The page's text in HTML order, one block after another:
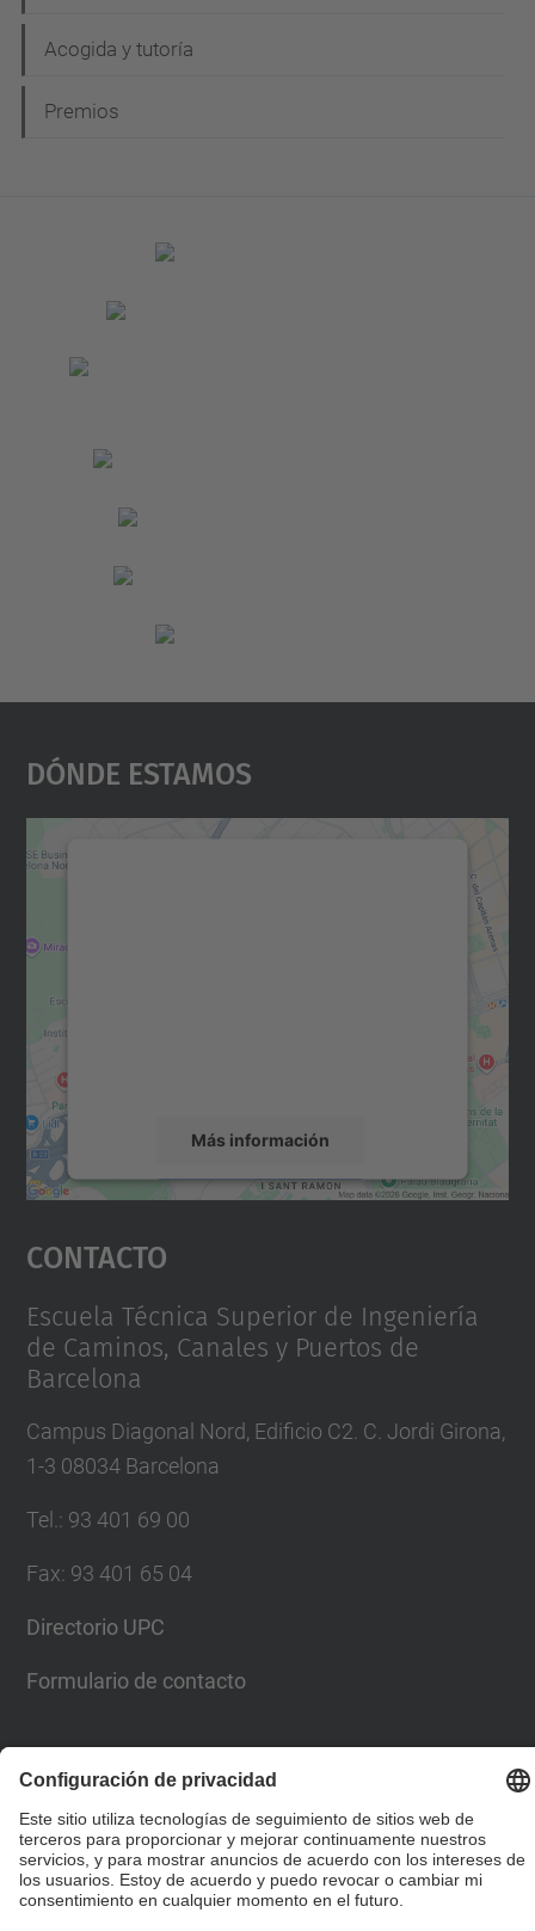
Acogida y tutoría
Premios
Dónde Estamos
Más información
Aceptar
powered by
Contacto
Escuela Técnica Superior de Ingeniería
de Caminos, Canales y Puertos de
Barcelona
Campus Diagonal Nord, Edificio C2. C. Jordi Girona,
1-3 08034 Barcelona
Tel. : 93 401 69 00
Fax: 93 401 65 04
Directorio UPC
Formulario de contacto
© UPCEscuela Técnica Superior de Ingenieros de Caminos,
Canales y Puertos de Barcelona
Desarrollado con